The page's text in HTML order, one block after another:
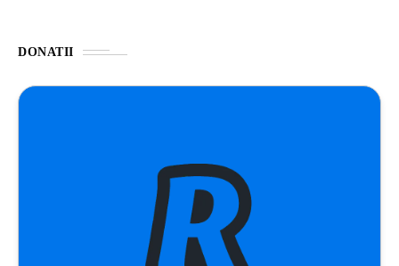
DONATIIpoti debloca